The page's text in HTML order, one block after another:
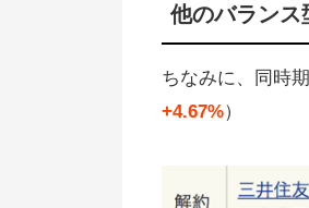
他のバランス
ちなみに、同時
+4.67%）